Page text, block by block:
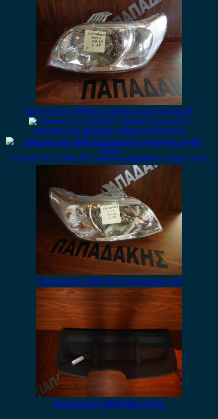
Chevrolet Aveo 2008-2012 φανάρι εμπρός αριστερό E
Chevrolet Aveo 2008-2012 φανάρι εμπρός δεξί E
Chevrolet Aveo 2008-2012 διακόπτης παραθύρου εμπρός δεξιός
Chevrolet Aveo 2008-2012 φανάρι εμπρός δεξί
Chevrolet Aveo 2008-2012 εταζέρα